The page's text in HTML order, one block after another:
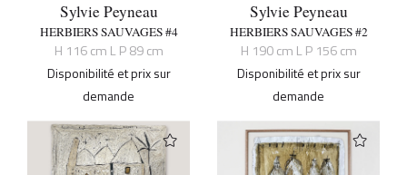
Sylvie Peyneau
HERBIERS SAUVAGES #4
H 116 cm L P 89 cm
Disponibilité et prix sur
demande
Sylvie Peyneau
HERBIERS SAUVAGES #2
H 190 cm L P 156 cm
Disponibilité et prix sur
demande